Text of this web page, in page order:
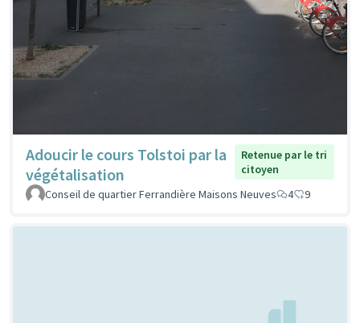
Adoucir le cours Tolstoi par la
végétalisation
Retenue par le tri
citoyen
Conseil de quartier Ferrandière Maisons Neuves
4 9